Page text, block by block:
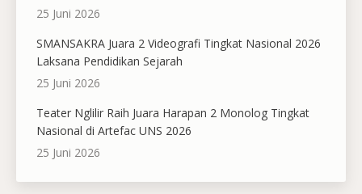
25 Juni 2026
SMANSAKRA Juara 2 Videografi Tingkat Nasional 2026
Laksana Pendidikan Sejarah
25 Juni 2026
Teater Nglilir Raih Juara Harapan 2 Monolog Tingkat
Nasional di Artefac UNS 2026
25 Juni 2026